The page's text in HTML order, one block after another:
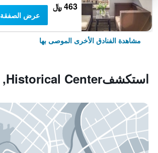
463 ﷼
عرض الصفقة
مشاهدة الفنادق الأخرى الموصى بها
استكشفHistorical Center, روما